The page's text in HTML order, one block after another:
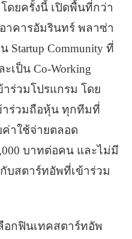
ดยครั้งนี้ เปิดพื้นที่กว่า
าคารอัมรินทร์ พลาซ่า
Startup Community ที่
เป็น Co-Working
าร่วมโปรแกรม โดย
าร่วมถือหุ้น ทุกทีมที่
ค่าใช้จ่ายตลอด
บาทต่อคน และไม่มี
บสตาร์ทอัพที่เข้าร่วม
อกฟินเทคสตาร์ทอัพ